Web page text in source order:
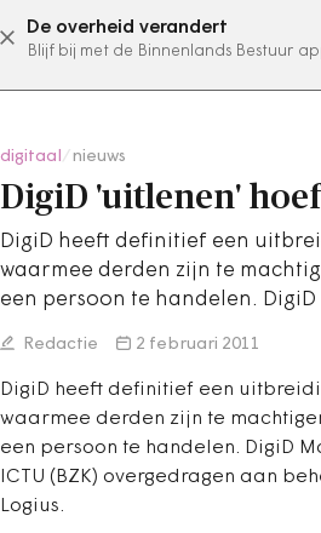
De overheid verandert
Blijf bij met de Binnenlands Bestuur
abonneer nu
digitaal nieuws
DigiD 'uitlenen'
DigiD heeft definitief een
waarmee derden zijn te
een persoon te handelen.
Redactie 2 februari 2011
DigiD heeft definitief een
waarmee derden zijn te
een persoon te handelen. DigiD
ICTU (BZK) overgedragen aan
Logius.